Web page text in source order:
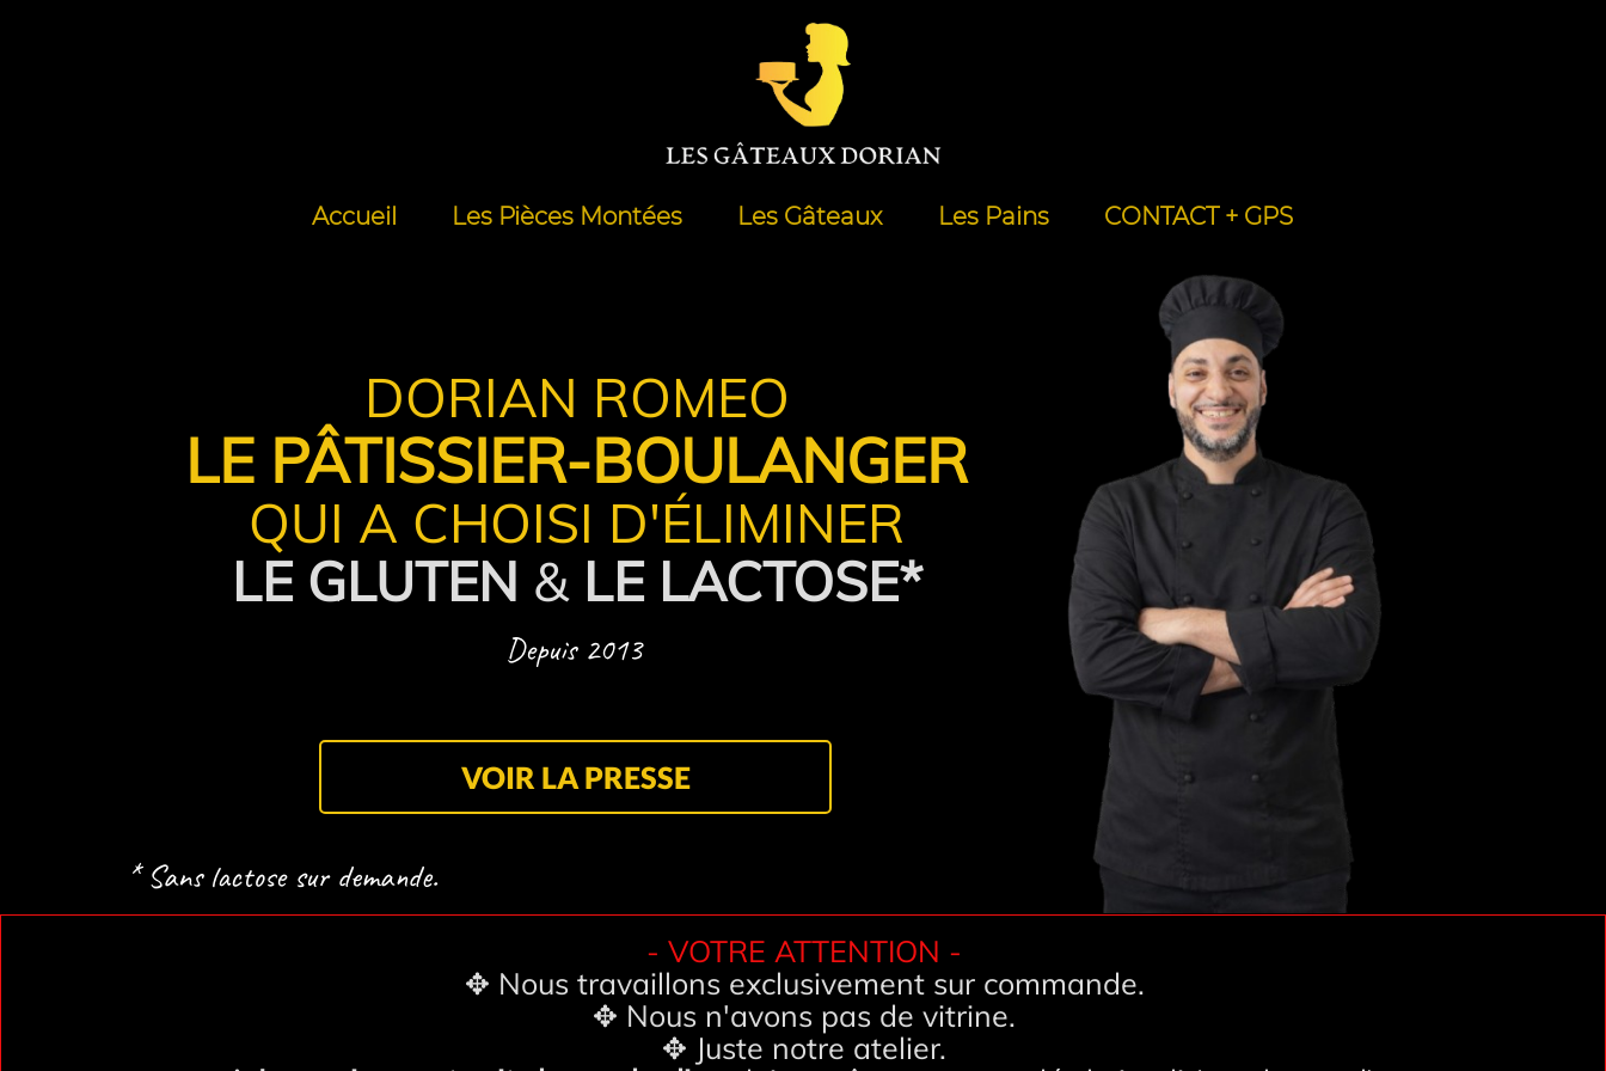
Accueil Les Pièces Montées Les Gâteaux Les Pains CONTACT + GPS
DORIAN ROMEO
LE PÂTISSIER-BOULANGER
QUI A CHOISI D'ÉLIMINER
LE GLUTEN & LE LACTOSE*
Depuis 2013
VOIR LA PRESSE
* Sans lactose sur demande.
- VOTRE ATTENTION -
✥ Nous travaillons exclusivement sur commande.
✥ Nous n'avons pas de vitrine.
✥ Juste notre atelier.